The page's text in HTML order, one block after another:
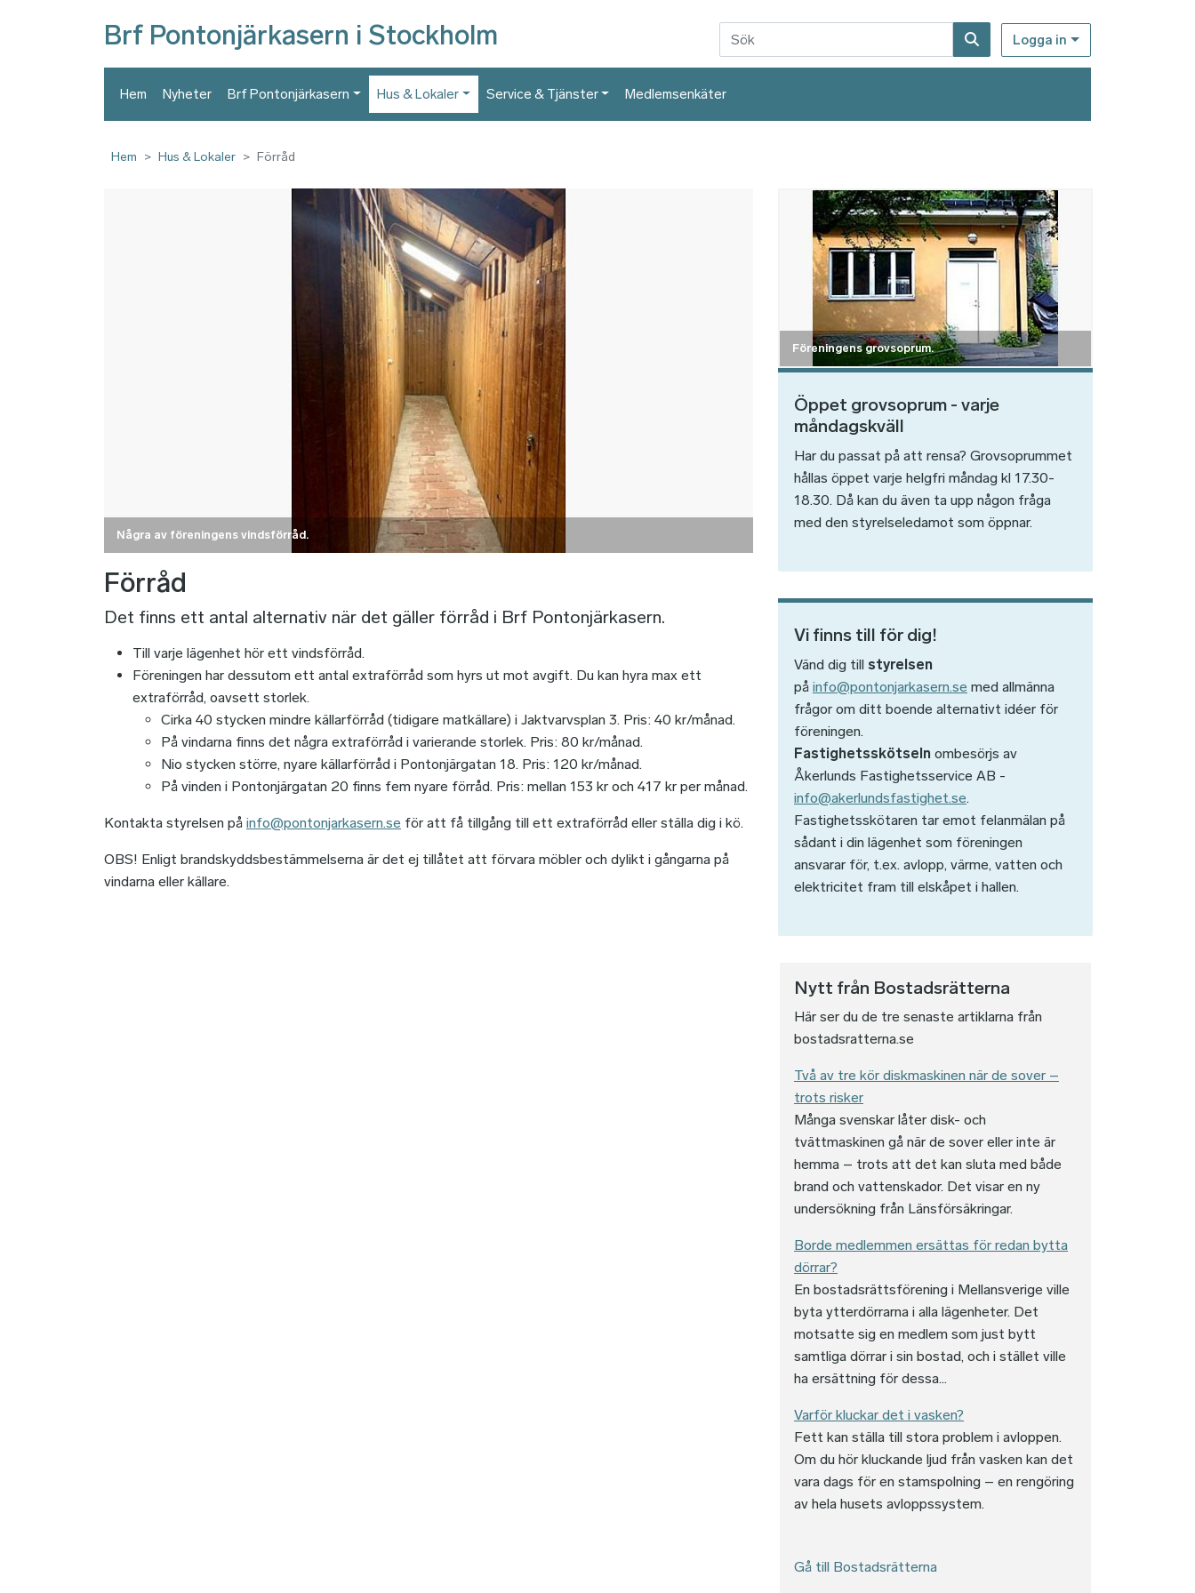
Brf Pontonjärkasern i Stockholm Logga in
Hem Nyheter Brf Pontonjärkasern Hus & Lokaler Service & Tjänster Medlemsenkäter
Hem Hus & Lokaler Förråd
Förråd
Några av föreningens vindsförråd.
Det finns ett antal alternativ när det gäller förråd i Brf Pontonjärkasern.
Till varje lägenhet hör ett vindsförråd.
Föreningen har dessutom ett antal extraförråd som hyrs ut mot avgift. Du kan hyra max ett
extraförråd, oavsett storlek.
Cirka 40 stycken mindre källarförråd (tidigare matkällare) i Jaktvarvsplan 3. Pris: 40 kr/månad.
På vindarna finns det några extraförråd i varierande storlek. Pris: 80 kr/månad.
Nio stycken större, nyare källarförråd i Pontonjärgatan 18. Pris: 120 kr/månad.
På vinden i Pontonjärgatan 20 finns fem nyare förråd. Pris: mellan 153 kr och 417 kr per månad.
Kontakta styrelsen på info@pontonjarkasern.se för att få tillgång till ett extraförråd eller ställa dig i kö.
OBS! Enligt brandskyddsbestämmelserna är det ej tillåtet att förvara möbler och dylikt i gångarna på
vindarna eller källare.
Föreningens grovsoprum.
Öppet grovsoprum - varje
måndagskväll
Har du passat på att rensa? Grovsoprummet
hållas öppet varje helgfri måndag kl 17.30-
18.30. Då kan du även ta upp någon fråga
med den styrelseledamot som öppnar.
Vi finns till för dig!
Vänd dig till styrelsen
på info@pontonjarkasern.se med allmänna
frågor om ditt boende alternativt idéer för
föreningen.
Fastighetsskötseln ombesörjs av
Åkerlunds Fastighetsservice AB -
info@akerlundsfastighet.se.
Fastighetsskötaren tar emot felanmälan på
sådant i din lägenhet som föreningen
ansvarar för, t.ex. avlopp, värme, vatten och
elektricitet fram till elskåpet i hallen.
Nytt från Bostadsrätterna
Här ser du de tre senaste artiklarna från
bostadsratterna.se
Två av tre kör diskmaskinen när de sover –
trots risker
Många svenskar låter disk- och
tvättmaskinen gå när de sover eller inte är
hemma – trots att det kan sluta med både
brand och vattenskador. Det visar en ny
undersökning från Länsförsäkringar.
Borde medlemmen ersättas för redan bytta
dörrar?
En bostadsrättsförening i Mellansverige ville
byta ytterdörrarna i alla lägenheter. Det
motsatte sig en medlem som just bytt
samtliga dörrar i sin bostad, och i stället ville
ha ersättning för dessa...
Varför kluckar det i vasken?
Fett kan ställa till stora problem i avloppen.
Om du hör kluckande ljud från vasken kan det
vara dags för en stamspolning – en rengöring
av hela husets avloppssystem.
Gå till Bostadsrätterna